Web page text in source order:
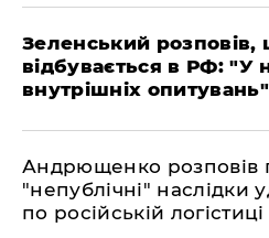
​Зеленський розповів,
відбувається в РФ: "У
внутрішніх опитувань"
​Андрющенко розповів
"непублічні" наслідки
по російській логістиці